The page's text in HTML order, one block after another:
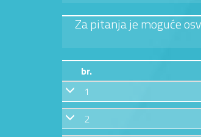
Za pitanja je moguće
br.
1
2